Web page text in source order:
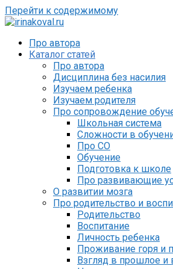
Перейти к содержимому
Про автора
Каталог статей
Про автора
Дисциплина без насилия
Изучаем ребенка
Изучаем родителя
Про сопровождение
Школьная система
Сложности в
Про СО
Обучение
Подготовка к школе
Про развивающие
О развитии мозга
Про родительство и
Родительство
Воспитание
Личность ребенка
Проживание горя и
Взгляд в прошлое и